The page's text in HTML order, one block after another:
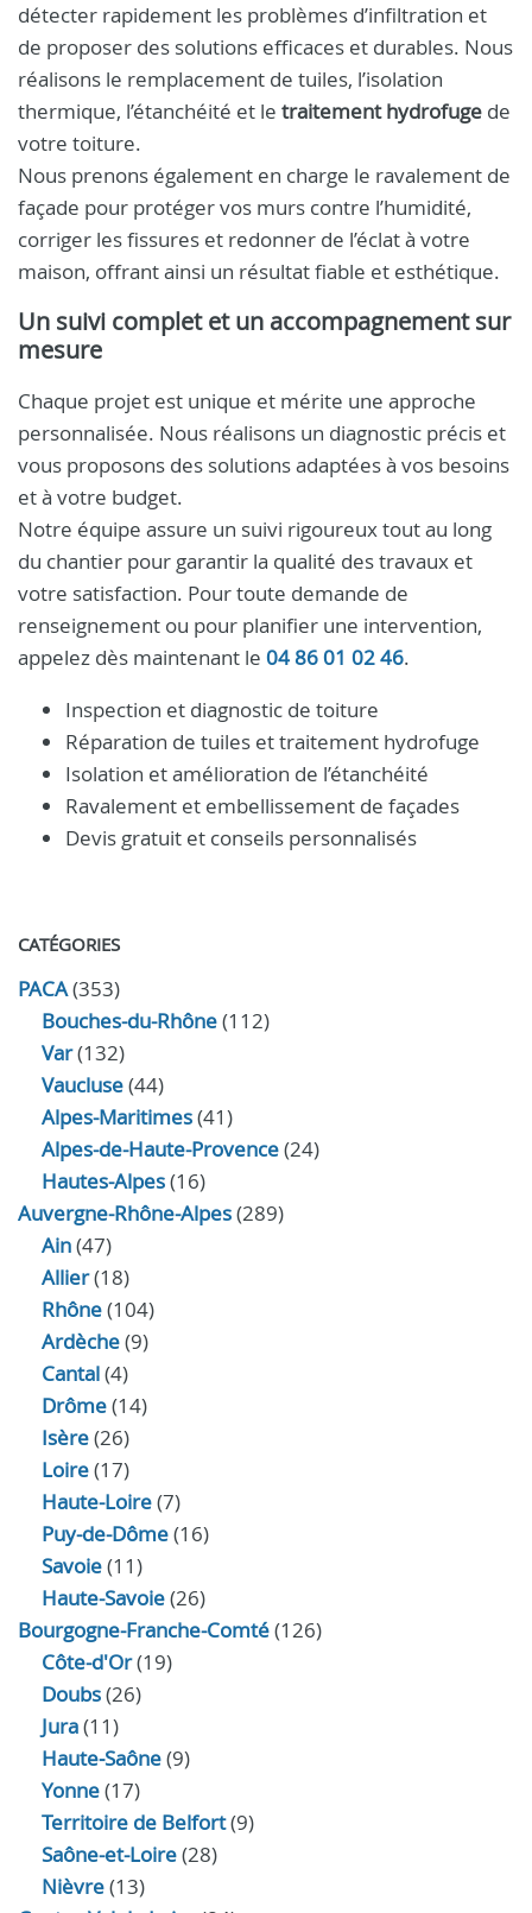
détecter rapidement les problèmes d’infiltration et
de proposer des solutions efficaces et durables. Nous
réalisons le remplacement de tuiles, l’isolation
thermique, l’étanchéité et le traitement hydrofuge de
votre toiture.
Nous prenons également en charge le ravalement de
façade pour protéger vos murs contre l’humidité,
corriger les fissures et redonner de l’éclat à votre
maison, offrant ainsi un résultat fiable et esthétique.
Un suivi complet et un accompagnement sur
mesure
Chaque projet est unique et mérite une approche
personnalisée. Nous réalisons un diagnostic précis et
vous proposons des solutions adaptées à vos besoins
et à votre budget.
Notre équipe assure un suivi rigoureux tout au long
du chantier pour garantir la qualité des travaux et
votre satisfaction. Pour toute demande de
renseignement ou pour planifier une intervention,
appelez dès maintenant le 04 86 01 02 46.
Inspection et diagnostic de toiture
Réparation de tuiles et traitement hydrofuge
Isolation et amélioration de l’étanchéité
Ravalement et embellissement de façades
Devis gratuit et conseils personnalisés
CATÉGORIES
PACA(353)
Bouches-du-Rhône(112)
Var(132)
Vaucluse(44)
Alpes-Maritimes(41)
Alpes-de-Haute-Provence(24)
Hautes-Alpes(16)
Auvergne-Rhône-Alpes(289)
Ain(47)
Allier(18)
Rhône(104)
Ardèche(9)
Cantal(4)
Drôme(14)
Isère(26)
Loire(17)
Haute-Loire(7)
Puy-de-Dôme(16)
Savoie(11)
Haute-Savoie(26)
Bourgogne-Franche-Comté(126)
Côte-d'Or(19)
Doubs(26)
Jura(11)
Haute‑Saône(9)
Yonne(17)
Territoire de Belfort(9)
Saône-et-Loire(28)
Nièvre(13)